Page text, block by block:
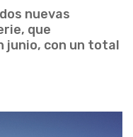
nuevas
que
junio, con un total